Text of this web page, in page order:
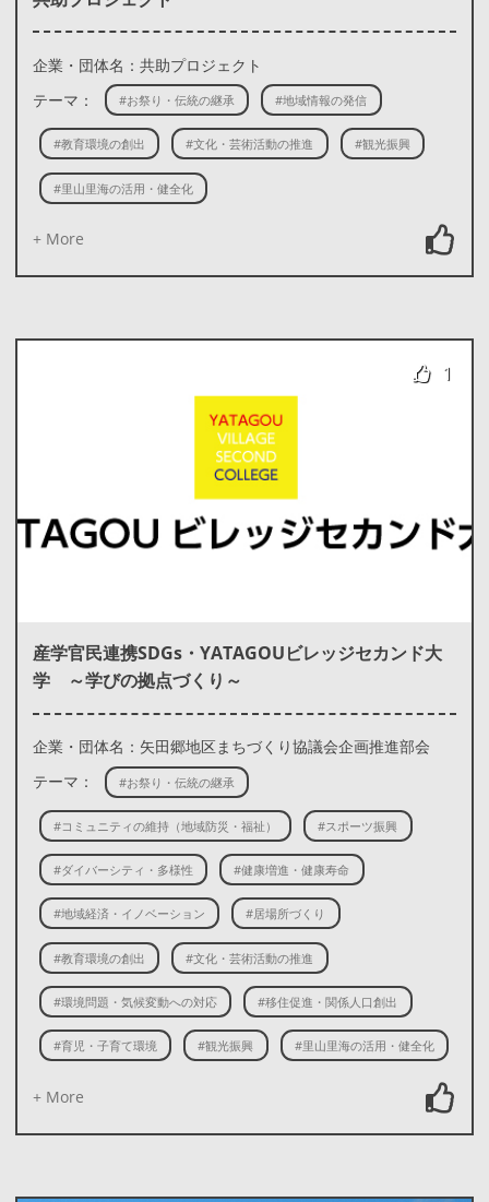
企業・団体名：共助プロジェクト
テーマ：
#お祭り・伝統の継承 #地域情報の発信
#教育環境の創出 #文化・芸術活動の推進 #観光振興
#里山里海の活用・健全化
+ More
1
産学官民連携SDGs・YATAGOUビレッジセカンド大
学 ～学びの拠点づくり～
企業・団体名：矢田郷地区まちづくり協議会企画推進部会
テーマ：
#お祭り・伝統の継承
#コミュニティの維持（地域防災・福祉） #スポーツ振興
#ダイバーシティ・多様性 #健康増進・健康寿命
#地域経済・イノベーション #居場所づくり
#教育環境の創出 #文化・芸術活動の推進
#環境問題・気候変動への対応 #移住促進・関係人口創出
#育児・子育て環境 #観光振興 #里山里海の活用・健全化
+ More